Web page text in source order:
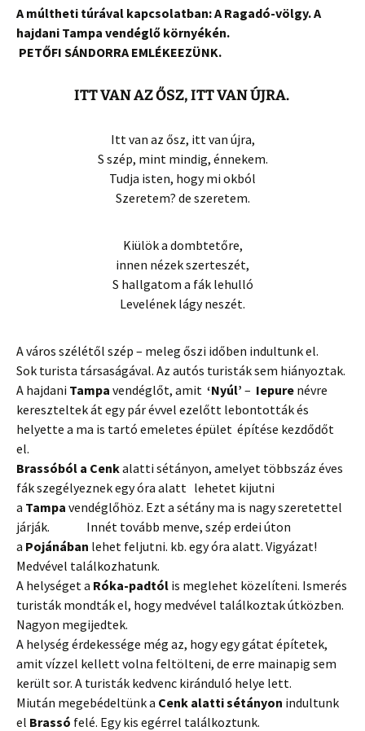
A múltheti túrával kapcsolatban: A Ragadó-völgy. A
hajdani Tampa vendéglő környékén.
PETŐFI SÁNDORRA EMLÉKEEZÜNK.
ITT VAN AZ ŐSZ, ITT VAN ÚJRA.
Itt van az ősz, itt van újra,
S szép, mint mindig, énnekem.
Tudja isten, hogy mi okból
Szeretem? de szeretem.
Kiülök a dombtetőre,
innen nézek szerteszét,
S hallgatom a fák lehulló
Levelének lágy neszét.
A város szélétől szép – meleg őszi időben indultunk el.
Sok turista társaságával. Az autós turisták sem hiányoztak.
A hajdani Tampa vendéglőt, amit ‘Nyúl’ – Iepure névre
kereszteltek át egy pár évvel ezelőtt lebontották és
helyette a ma is tartó emeletes épület építése kezdődőt
el.
Brassóból a Cenkalatti sétányon, amelyet többszáz éves
fák szegélyeznek egy óra alatt lehetet kijutni
a Tampa vendéglőhöz. Ezt a sétány ma is nagy szeretettel
járják. Innét tovább menve, szép erdei úton
a Pojánában lehet feljutni. kb. egy óra alatt. Vigyázat!
Medvével találkozhatunk.
A helységet a Róka-padtól is meglehet közelíteni. Ismerés
turisták mondták el, hogy medvével találkoztak útközben.
Nagyon megijedtek.
A helység érdekessége még az, hogy egy gátat építetek,
amit vízzel kellett volna feltölteni, de erre mainapig sem
került sor. A turisták kedvenc kiránduló helye lett.
Miután megebédeltünk a Cenk alatti sétányon indultunk
el Brassó felé. Egy kis egérrel találkoztunk.